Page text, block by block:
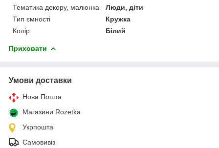
Тематика декору, малюнка
Люди, діти
Тип ємності
Кружка
Колір
Білий
Приховати
Умови доставки
Нова Пошта
Магазини Rozetka
Укрпошта
Самовивіз